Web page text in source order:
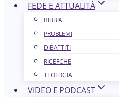
FEDE E ATTUALITÀ
BIBBIA
PROBLEMI
DIBATTITI
RICERCHE
TEOLOGIA
VIDEO E PODCAST